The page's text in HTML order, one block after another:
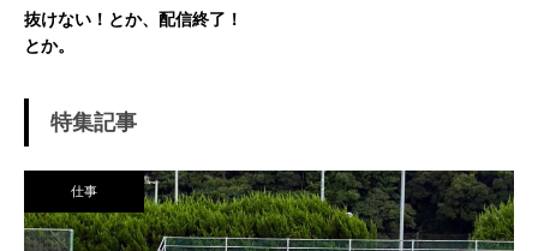
抜けない！とか、配信終了！
とか。
特集記事
仕事